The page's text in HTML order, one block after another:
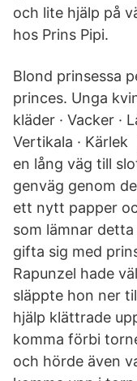
och lite hjälp på
hos Prins Pipi.
Blond prinsessa
princes. Unga
kläder · Vacker ·
Vertikala ·
en lång väg till
genväg genom
ett nytt papper
som lämnar
gifta sig med
Rapunzel hade
släppte hon ner
hjälp klättrade
komma förbi
och hörde även